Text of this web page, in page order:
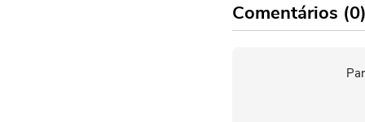
Comentários (0)